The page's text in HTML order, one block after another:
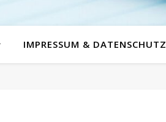
IMPRESSUM & DATENSCHUTZ